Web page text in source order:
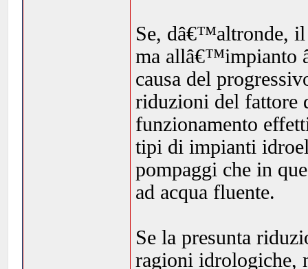
Se, dâ€™altronde,
ma allâ€™impianto
causa del
riduzioni del fattore
funzionamento
tipi di impianti
pompaggi che in
ad acqua fluente.
Se la presunta
ragioni idrologiche,